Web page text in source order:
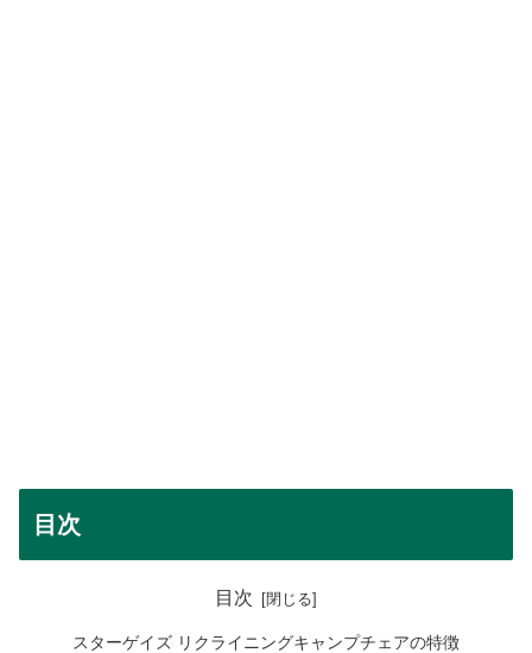
目次
目次
スターゲイズ リクライニングキャンプチェアの特徴